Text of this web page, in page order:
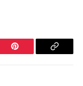
Pinterest
Copy